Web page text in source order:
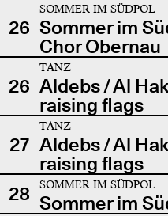
26
SOMMER IM SÜDPOL
Sommer im
Chor Obernau
26
TANZ
Aldebs / Al
raising flags
27
TANZ
Aldebs / Al
raising flags
28
SOMMER IM SÜDPOL
Sommer im